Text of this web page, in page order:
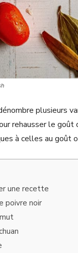
plusieurs
rehausser le
à celles au goût
une recette
poivre noir